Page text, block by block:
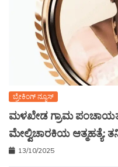
ಬ್ರೇಕಿಂಗ್ ನ್ಯೂಸ್
ಮಳಖೇಡ ಗ್ರಾಮ
ಮೇಲ್ವಿಚಾರಕಿಯ ಆತ್ಮಹತ್ಯೆ:
13/10/2025